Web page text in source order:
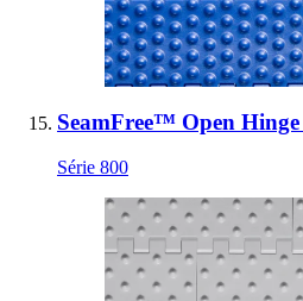
SeamFree™ Open
Série 800